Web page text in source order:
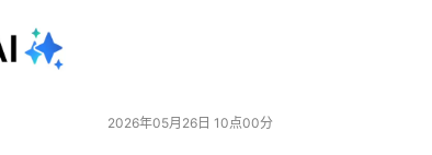
能够让产品进入生产阶段，我也不认为他们的产品具
些人还抱着很大希望。我则不是。我告诉自己，他们也
2026年05月26日 10点00分